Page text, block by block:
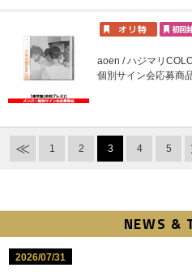
aoen / ハジマリ
個別サイン会応募商
1 2 3 4 5
NEWS &
2026/07/31